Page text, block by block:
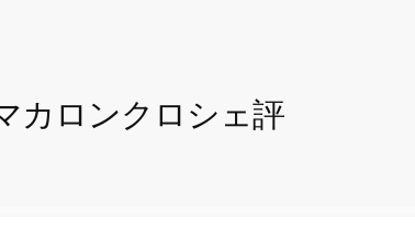
カロンクロシェ評